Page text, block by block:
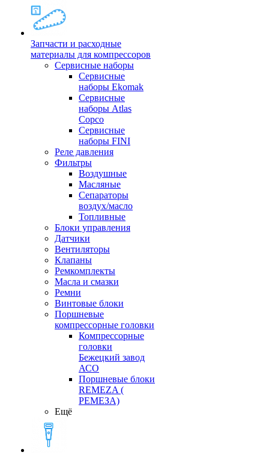
Запчасти и расходные
материалы для компрессоров
Cервисные наборы
Сервисные
наборы Ekomak
Cервисные
наборы Atlas
Copco
Сервисные
наборы FINI
Реле давления
Фильтры
Воздушные
Масляные
Сепараторы
воздух/масло
Топливные
Блоки управления
Датчики
Вентиляторы
Клапаны
Ремкомплекты
Масла и смазки
Ремни
Винтовые блоки
Поршневые
компрессорные головки
Компрессорные
головки
Бежецкий завод
АСО
Поршневые блоки
REMEZA (
РЕМЕЗА)
Ещё